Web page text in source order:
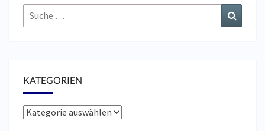
Suche
nach:
KATEGORIEN
Kategorien